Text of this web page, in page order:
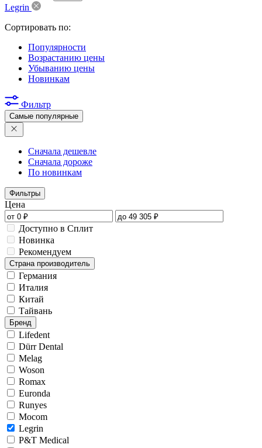
Legrin
Сортировать по:
Популярности
Возрастанию цены
Убыванию цены
Новинкам
Фильтр
Самые популярные
Сначала дешевле
Сначала дороже
По новинкам
Фильтры
Цена
Доступно в Сплит
Новинка
Рекомендуем
Страна производитель
Германия
Италия
Китай
Тайвань
Бренд
Lifedent
Dürr Dental
Melag
Woson
Romax
Euronda
Runyes
Mocom
Legrin
P&T Medical